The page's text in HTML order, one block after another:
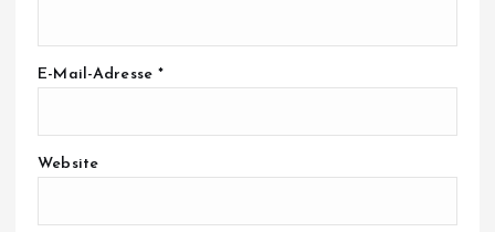
E-Mail-Adresse*
Website